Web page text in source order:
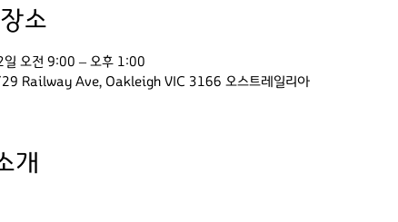
소
오전 9:00 – 오후 1:00
Railway Ave, Oakleigh VIC 3166 오스트레일리아
개